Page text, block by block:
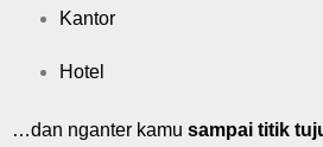
Kantor
Hotel
…dan nganter kamu sampai titik